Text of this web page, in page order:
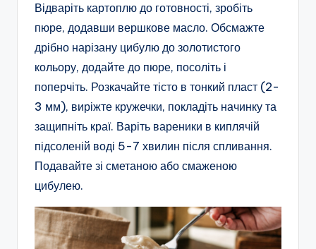
Відваріть картоплю до готовності, зробіть
пюре, додавши вершкове масло. Обсмажте
дрібно нарізану цибулю до золотистого
кольору, додайте до пюре, посоліть і
поперчіть. Розкачайте тісто в тонкий пласт (2-
3 мм), виріжте кружечки, покладіть начинку та
защипніть краї. Варіть вареники в киплячій
підсоленій воді 5-7 хвилин після спливання.
Подавайте зі сметаною або смаженою
цибулею.